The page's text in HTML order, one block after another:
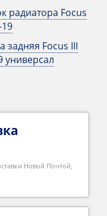
радиатора Focus
19
задняя Focus III
универсал
Новой Почтой,